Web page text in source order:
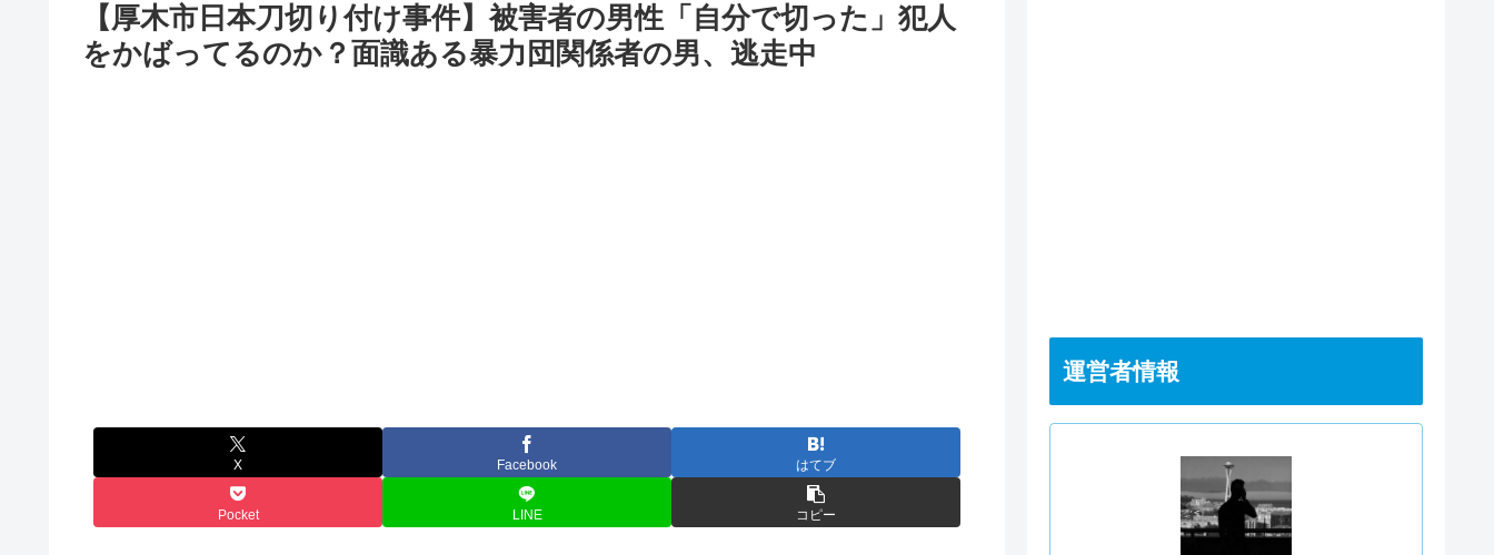
【厚木市日本刀切り付け事件】被害者の男性「自分で切った」犯人
をかばってるのか？面識ある暴力団関係者の男、逃走中
X Facebook はてブ
Pocket LINE コピー
運営者情報